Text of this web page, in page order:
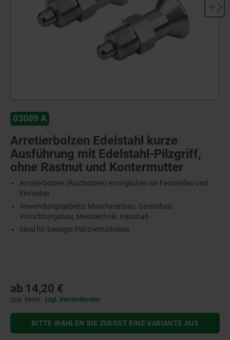
03089 A
Arretierbolzen Edelstahl kurze
Ausführung mit Edelstahl-Pilzgriff,
ohne Rastnut und Kontermutter
Arretierbolzen (Rastbolzen) ermöglichen ein Feststellen und
Einrasten
Anwendungsgebiete: Maschinenbau, Gerätebau,
Vorrichtungsbau, Messtechnik, Haushalt
Ideal für beengte Platzverhältnisse
ab 14,20 €
zzgl. MwSt. zzgl. Versandkosten
BITTE WÄHLEN SIE ZUERST EINE VARIANTE AUS